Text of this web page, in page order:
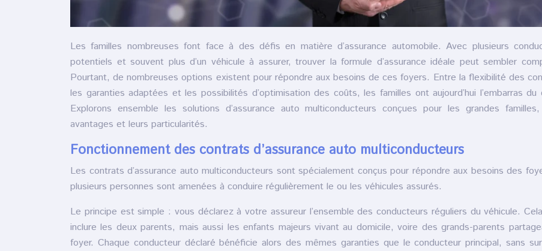
Les familles nombreuses font face à des défis en matière d’assurance automobile. Avec plusieurs
potentiels et souvent plus d’un véhicule à assurer, trouver la formule d’assurance idéale peut sembler
Pourtant, de nombreuses options existent pour répondre aux besoins de ces foyers. Entre la flexibilité des
les garanties adaptées et les possibilités d’optimisation des coûts, les familles ont aujourd’hui l’embarras du
Explorons ensemble les solutions d’assurance auto multiconducteurs conçues pour les grandes
avantages et leurs particularités.
Fonctionnement des contrats d’assurance auto multiconducteurs
Les contrats d’assurance auto multiconducteurs sont spécialement conçus pour répondre aux besoins des
plusieurs personnes sont amenées à conduire régulièrement le ou les véhicules assurés.
Le principe est simple : vous déclarez à votre assureur l’ensemble des conducteurs réguliers du véhicule.
inclure les deux parents, mais aussi les enfants majeurs vivant au domicile, voire des grands-parents
foyer. Chaque conducteur déclaré bénéficie alors des mêmes garanties que le conducteur principal, sans